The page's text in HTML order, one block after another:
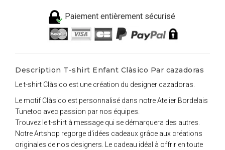
Paiement entièrement sécurisé
Description T-shirt Enfant Clàsico Par cazadoras
Le t-shirt Clàsico est une création du designer cazadoras.
Le motif Clàsico est personnalisé dans notre Atelier Bordelais
Tunetoo avec passion par nos équipes.
Trouvez le t-shirt à message qui se démarquera des autres.
Notre Artshop regorge d'idées cadeaux grâce aux créations
originales de nos designers. Le cadeau idéal à offrir en toute